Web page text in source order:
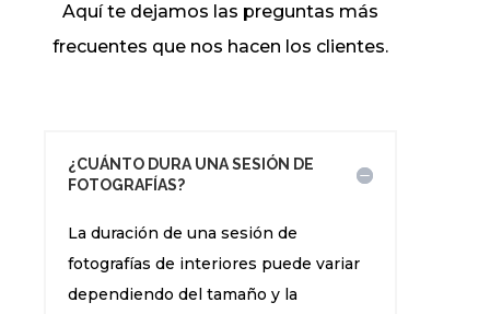
Aquí te dejamos las preguntas más
frecuentes que nos hacen los clientes.
¿CUÁNTO DURA UNA SESIÓN DE
FOTOGRAFÍAS?
La duración de una sesión de
fotografías de interiores puede variar
dependiendo del tamaño y la